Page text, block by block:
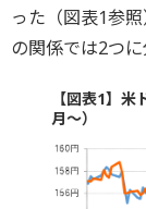
った（図表1参
の関係では2つ
【図表1】
月～）